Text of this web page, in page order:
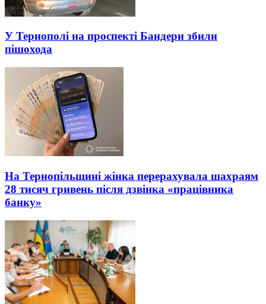
У Тернополі на проспекті Бандери збили
пішохода
На Тернопільщині жінка перерахувала шахраям
28 тисяч гривень після дзвінка «працівника
банку»